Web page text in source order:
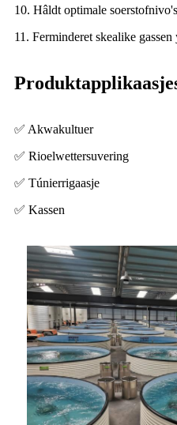
10. Hâldt optimale
11. Ferminderet skealike
✅ Akwakultuer
✅ Rioelwettersuvering
✅ Túnierrigaasje
✅ Kassen